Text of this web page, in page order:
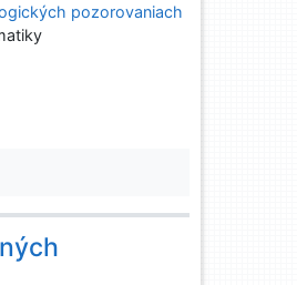
pozorovaniach